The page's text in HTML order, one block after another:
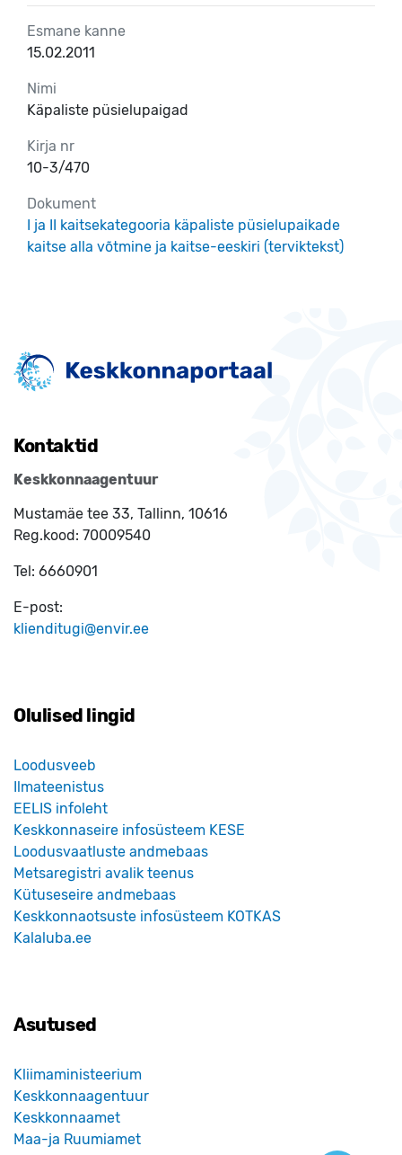
Esmane kanne
15.02.2011
Nimi
Käpaliste püsielupaigad
Kirja nr
10-3/470
Dokument
I ja II kaitsekategooria käpaliste püsielupaikade
kaitse alla võtmine ja kaitse-eeskiri (terviktekst)
Kontaktid
Keskkonnaagentuur
Mustamäe tee 33, Tallinn, 10616
Reg.kood: 70009540
Tel: 6660901
E-post:
klienditugi@envir.ee
Olulised lingid
Loodusveeb
Ilmateenistus
EELIS infoleht
Keskkonnaseire infosüsteem KESE
Loodusvaatluste andmebaas
Metsaregistri avalik teenus
Kütuseseire andmebaas
Keskkonnaotsuste infosüsteem KOTKAS
Kalaluba.ee
Asutused
Kliimaministeerium
Keskkonnaagentuur
Keskkonnaamet
Maa-ja Ruumiamet